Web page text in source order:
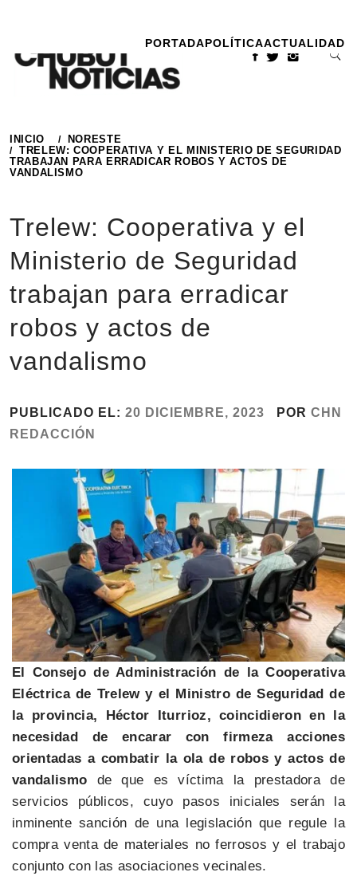
contenido
PORTADAPOLÍTICAACTUALIDAD
INICIO
NORESTE
TRELEW: COOPERATIVA Y EL MINISTERIO DE SEGURIDAD
TRABAJAN PARA ERRADICAR ROBOS Y ACTOS DE
VANDALISMO
Trelew: Cooperativa y el
Ministerio de Seguridad
trabajan para erradicar
robos y actos de
vandalismo
PUBLICADO EL: 20 DICIEMBRE, 2023 POR CHN
REDACCIÓN
El Consejo de Administración de la Cooperativa
Eléctrica de Trelew y el Ministro de Seguridad de
la provincia, Héctor Iturrioz, coincidieron en la
necesidad de encarar con firmeza acciones
orientadas a combatir la ola de robos y actos de
vandalismo de que es víctima la prestadora de
servicios públicos, cuyo pasos iniciales serán la
inminente sanción de una legislación que regule la
compra venta de materiales no ferrosos y el trabajo
conjunto con las asociaciones vecinales.